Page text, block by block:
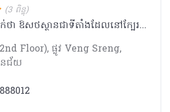
(3 ពិន្ទុ)
ហេលស៍ថាមជឿជាក់ថា ឱសថស្ថានជាទីតាំងដែលនៅក្បែរប្រជាជនកម្ពុជា ដែលអាចផ្តល់នូវគំរូសេវាកម្ម ផលិតផល ចំណេះដឹង និងការប្រឹក្សាដល់ប្រជាជនគ្រប់ស្រទាប់វណ្ណៈ។ ក្រៅពីមានលក់ឱសថ វីតាមីន និងអាហារបំប៉នដូចឱសថស្ថានផ្សេងៗទៀត ឱសថស្ថាន ហេលស៍ថាម ផ្តោតសំខាន់លើទស្សនវិស័យដូចជា៖ _ ជម្រុញការប្រើប្រាស់ផលិតផលសម្រាប់តាមដានសុខភាពជាប្រចាំ និងផលិតផលដែលធានាសុវត្ថិភាពក្នុងការរស់នៅប្រចាំថ្ងៃ ដើម្បីជាផ្នែកមួយក្នុងការយកចិត្តទុកដាក់ និងការដឹងគុណដល់មនុស្សជុំវិញខ្លួន ជាពិសេសឪពុកម្តាយ យាយតា _ សម្ភារៈការពារសមរម្យក្នុងការធ្វើលំហាត់ប្រាណដោយសុវត្ថិភាព និងផលិតផលសម្រាប់ប្រើប្រាស់ក្រោយមានការថ្លោះគ្រិចផ្សេងៗ ដើម្បីជម្រុញការហាត់ប្រាណ
Floor), ផ្លូវ Veng Sreng,
ជ័យ